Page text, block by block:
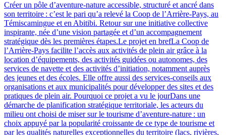
Créer un pôle d’aventure-nature accessible, structuré et ancré dans
son territoire : c’est le pari qu’a relevé la Coop de l’Arrière-Pays, au
Témiscamingue et en Abitibi. Retour sur une initiative collective
inspirante, née d’une vision partagée et d’un accompagnement
stratégique dès les premières étapes.Le projet en brefLa Coop de
l’Arrière-Pays facilite l’accès aux activités de plein air grâce à la
location d’équipements, des activités guidées ou autonomes, des
services de navette et des activités d’initiation, notamment auprès
des jeunes et des écoles. Elle offre aussi des services‑conseils aux
organisations et aux municipalités pour développer des sites et des
pratiques de plein air. Pourquoi ce projet a vu le jourDans une
démarche de planification stratégique territoriale, les acteurs du
milieu ont choisi de miser sur le tourisme d’aventure‑nature : un
choix appuyé par la popularité croissante de ce type de tourisme et
par les qualités naturelles exceptionnelles du territoire (lacs, rivières,